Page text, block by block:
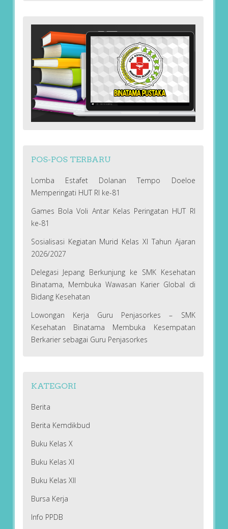
POS-POS TERBARU
Lomba Estafet Dolanan Tempo Doeloe
Memperingati HUT RI ke-81
Games Bola Voli Antar Kelas Peringatan HUT RI
ke-81
Sosialisasi Kegiatan Murid Kelas XI Tahun Ajaran
2026/2027
Delegasi Jepang Berkunjung ke SMK Kesehatan
Binatama, Membuka Wawasan Karier Global di
Bidang Kesehatan
Lowongan Kerja Guru Penjasorkes – SMK
Kesehatan Binatama Membuka Kesempatan
Berkarier sebagai Guru Penjasorkes
KATEGORI
Berita
Berita Kemdikbud
Buku Kelas X
Buku Kelas XI
Buku Kelas XII
Bursa Kerja
Info PPDB